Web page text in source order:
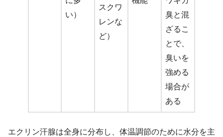
い）
スクワ
レンな
ど）
臭と混
ざるこ
とで、
臭いを
強める
場合が
ある
エクリン汗腺は全身に分布し、体温調節のために水分を主